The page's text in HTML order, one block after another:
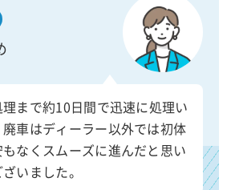
まで約10日間で迅速に処理い
車はディーラー以外では初体
なくスムーズに進んだと思い
いました。